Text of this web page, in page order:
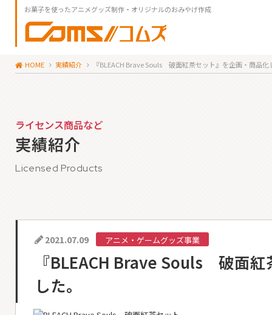
お菓子を使ったアニメグッズ制作・オリジナルのおみやげ作成
HOME 実績紹介 『BLEACH Brave Souls 破面紅茶セット』を企画・商品化
ライセンス商品など
実績紹介
Licensed Products
2021.07.09 アニメ・ゲームグッズ事業
『BLEACH Brave Souls 破面
した。